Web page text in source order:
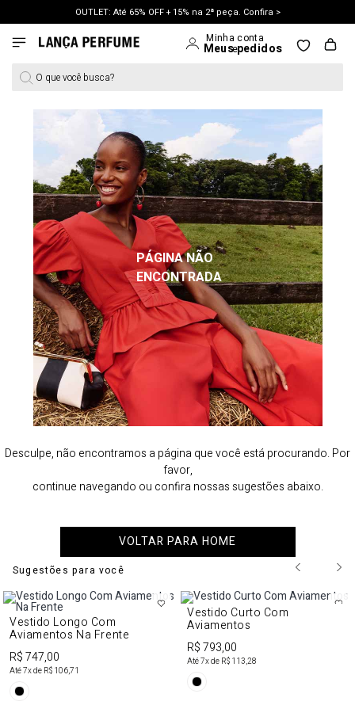
OUTLET: Até 65% OFF + 15% na 2ª peça. Confira >
LANÇAMENTO PRIMAVERA 27. Clique e aproveite.
O que você busca?
PÁGINA NÃO
ENCONTRADA
Desculpe, não encontramos a página que você está procurando. Por
favor,
continue navegando ou confira nossas sugestões abaixo.
VOLTAR PARA HOME
Sugestões para você
Vestido Longo Com
Aviamentos Na Frente
R$ 747,00
Até7x de R$ 106,71
Vestido Curto Com
Aviamentos
R$ 793,00
Até7x de R$ 113,28